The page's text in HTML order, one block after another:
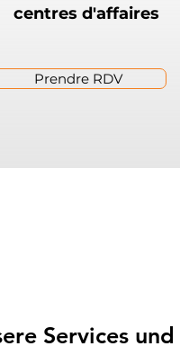
centres d'affaires
Prendre RDV
Services